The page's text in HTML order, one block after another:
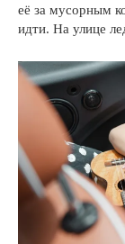
её за мусорным
идти. На улице